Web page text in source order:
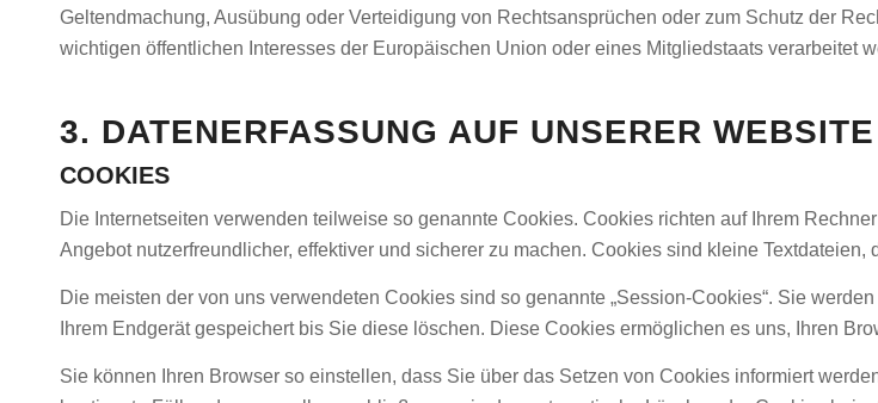
Geltendmachung, Ausübung oder Verteidigung von Rechtsansprüchen oder zum Schutz der
wichtigen öffentlichen Interesses der Europäischen Union oder eines Mitgliedstaats verarbeitet
3. DATENERFASSUNG AUF UNSERER WEBSITE
COOKIES
Die Internetseiten verwenden teilweise so genannte Cookies. Cookies richten auf Ihrem
Angebot nutzerfreundlicher, effektiver und sicherer zu machen. Cookies sind kleine
Die meisten der von uns verwendeten Cookies sind so genannte „Session-Cookies“. Sie
Ihrem Endgerät gespeichert bis Sie diese löschen. Diese Cookies ermöglichen es uns, Ihren
Sie können Ihren Browser so einstellen, dass Sie über das Setzen von Cookies informiert